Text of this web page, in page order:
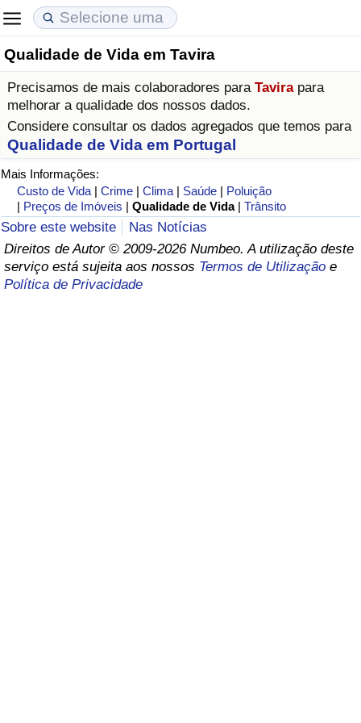
Qualidade de Vida em Tavira
Precisamos de mais colaboradores para Tavirapara
melhorar a qualidade dos nossos dados.
Considere consultar os dados agregados que temos para
Qualidade de Vida em Portugal
Mais Informações:
Custo de Vida |Crime |Clima | Saúde | Poluição
| Preços de Imóveis |Qualidade de Vida |Trânsito
Sobre este website
Nas Notícias
Direitos de Autor © 2009-2026 Numbeo. A utilização deste
serviço está sujeita aos nossos Termos de Utilização e
Política de Privacidade
Custo de Vida
Indicador de Custo de Vida (Atual)
Indicador de Custo de Vida
Indicador de Custo de Vida Por País
em Aqaba
Preços de Imóveis
Indicador de Preços de Imóveis (Atual)
Indicador de Preços de Imóveis
Indicador de Preços de Imóveis por País
Qualidade de Vida
Indicador de Qualidade de Vida
Indicador de Qualidade de Vida (Atual)
Índice de qualidade de vida por país
Crime
Taxa do Indicador de Crime (Atual)